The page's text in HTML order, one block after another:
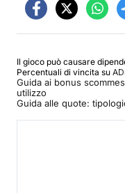
Il gioco può causare
Percentuali di vincita su
Guida ai bonus
utilizzo
Guida alle quote: